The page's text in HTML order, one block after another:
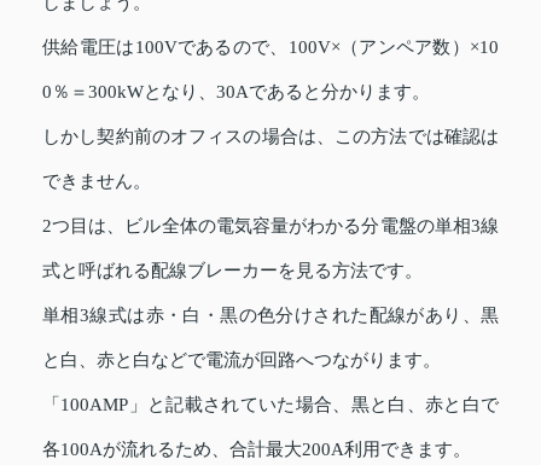
供給電圧は100Vであるので、100V×（アンペア数）×10
0％＝300kWとなり、30Aであると分かります。
しかし契約前のオフィスの場合は、この方法では確認は
できません。
2つ目は、ビル全体の電気容量がわかる分電盤の単相3線
式と呼ばれる配線ブレーカーを見る方法です。
単相3線式は赤・白・黒の色分けされた配線があり、黒
と白、赤と白などで電流が回路へつながります。
「100AMP」と記載されていた場合、黒と白、赤と白で
各100Aが流れるため、合計最大200A利用できます。